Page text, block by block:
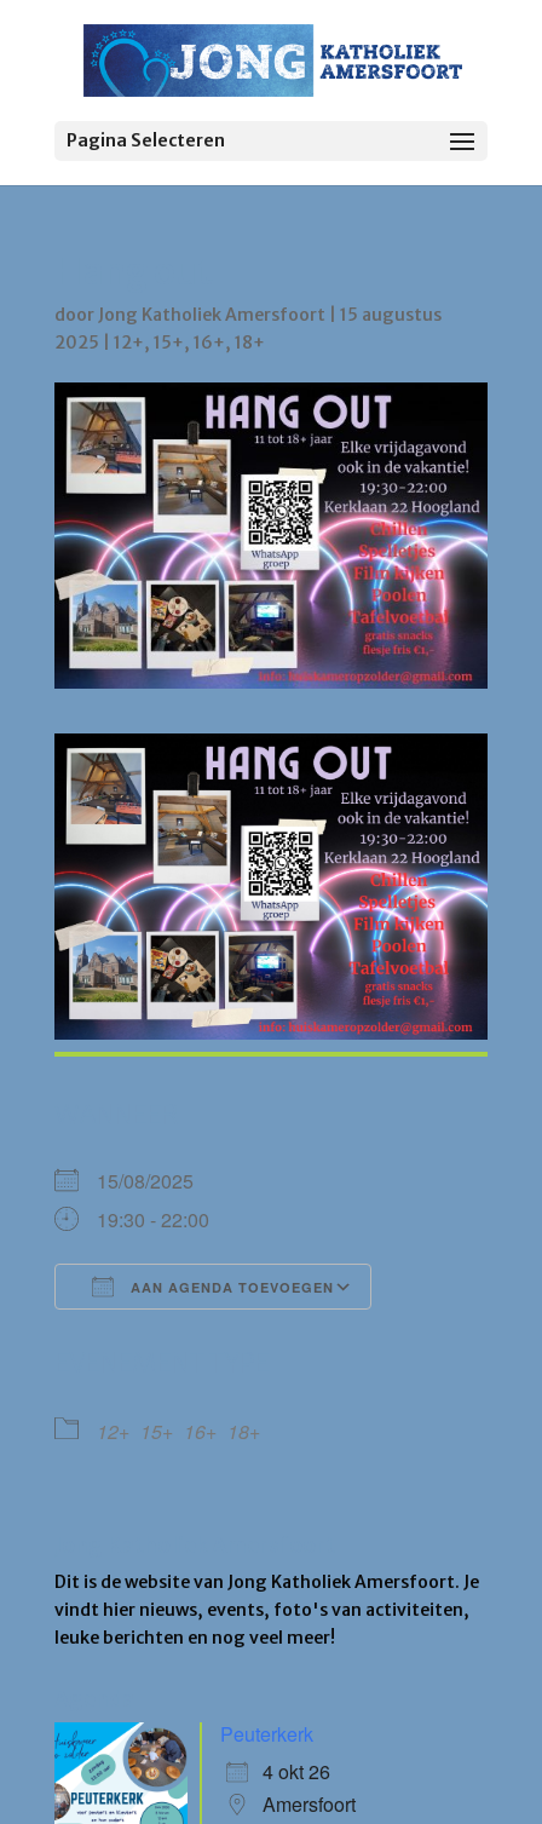
Pagina Selecteren
door Jong Katholiek Amersfoort
15 augustus
2025
12+, 15+, 16+, 18+
15/08/2025
19:30 - 22:00
AAN AGENDA TOEVOEGEN
12+ 15+ 16+ 18+
Dit is de website van Jong Katholiek Amersfoort. Je
vindt hier nieuws, events, foto's van activiteiten,
leuke berichten en nog veel meer!
Peuterkerk
4 okt 26
Amersfoort